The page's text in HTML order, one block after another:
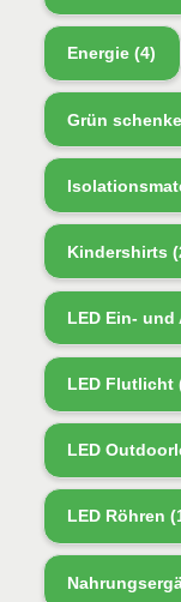
Energie (4)
Grün
Kindershirts
LED Ein-
LED Flutlicht
LED
LED Röhren